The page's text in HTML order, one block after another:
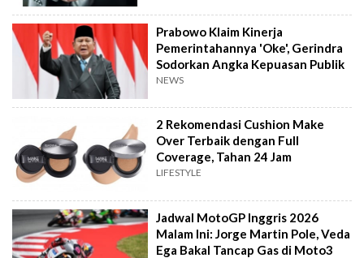
Prabowo Klaim Kinerja
Pemerintahannya 'Oke', Gerindra
Sodorkan Angka Kepuasan Publik
NEWS
2 Rekomendasi Cushion Make
Over Terbaik dengan Full
Coverage, Tahan 24 Jam
LIFESTYLE
Jadwal MotoGP Inggris 2026
Malam Ini: Jorge Martin Pole, Veda
Ega Bakal Tancap Gas di Moto3